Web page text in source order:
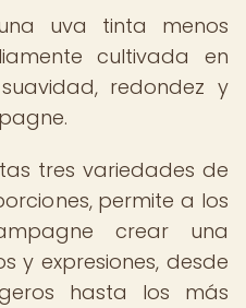
uva tinta menos
cultivada en
redondez y
tres variedades de
permite a los
crear una
y expresiones, desde
hasta los más